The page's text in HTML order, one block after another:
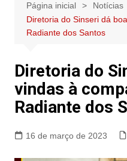
Página inicial
Notícias
Diretoria do Sinseri dá
Radiante dos Santos
Diretoria do
vindas à
Radiante dos
16 de março de 2023